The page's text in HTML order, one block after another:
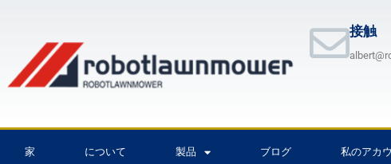
キ
プ
接触
家 について 製品 ブログ 私のアカ